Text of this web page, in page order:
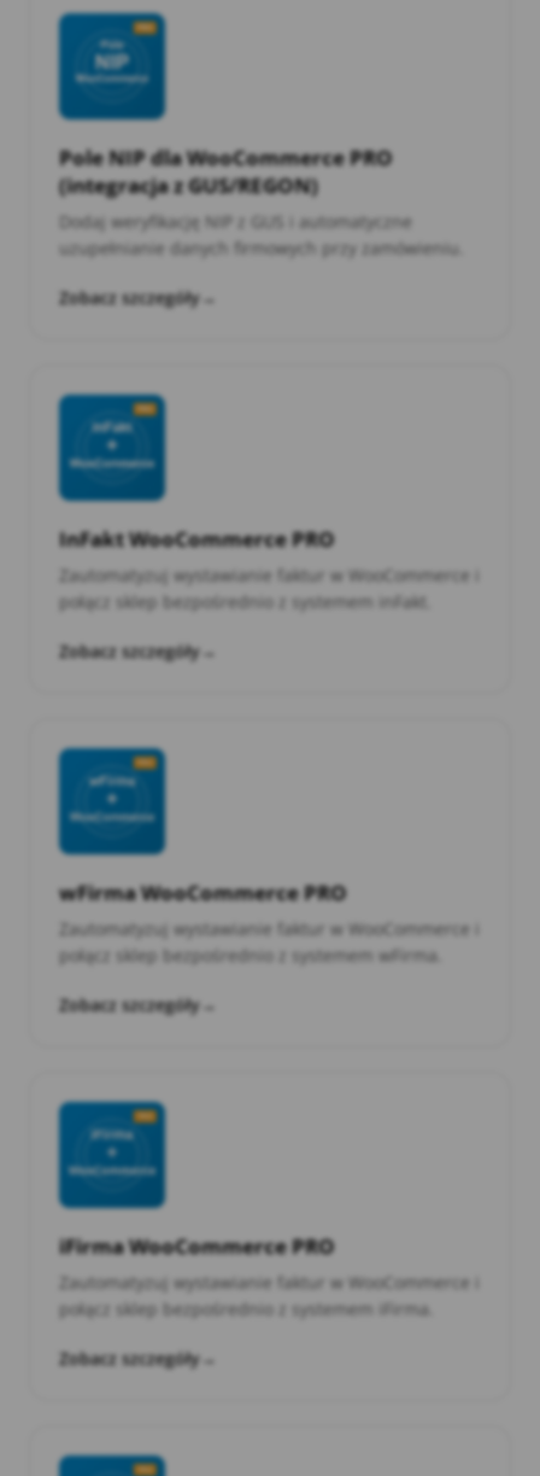
Pole NIP dla WooCommerce PRO
(integracja z GUS/REGON)
Dodaj weryfikację NIP z GUS i automatyczne
uzupełnianie danych firmowych przy zamówieniu.
Zobacz szczegóły →
InFakt WooCommerce PRO
Zautomatyzuj wystawianie faktur w WooCommerce i
połącz sklep bezpośrednio z systemem inFakt.
Zobacz szczegóły →
wFirma WooCommerce PRO
Zautomatyzuj wystawianie faktur w WooCommerce i
połącz sklep bezpośrednio z systemem wFirma.
Zobacz szczegóły →
iFirma WooCommerce PRO
Zautomatyzuj wystawianie faktur w WooCommerce i
połącz sklep bezpośrednio z systemem iFirma.
Zobacz szczegóły →